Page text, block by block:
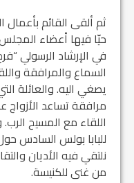
ثم ألقى القائم بأعمال
حيّا فيها أعضاء
في الإرشاد الرسولي
السماع والمرافقة
يصغي اليه. والعائلة
مرافقة تساعد الأزواج
اللقاء مع المسيح
للبابا بولس السادس
نلتقي فيه الأديان
من غنى للكنيسة.